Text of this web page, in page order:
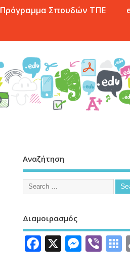
Πρόγραμμα Σπουδών ΤΠΕ
Αναζήτηση
Διαμοιρασμός
Facebook
X